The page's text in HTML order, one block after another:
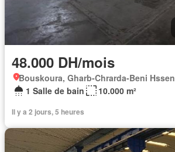
48.000 DH/mois
Bouskoura, Gharb-Chrarda-Beni Hssen
1 Salle de bain
10.000 m²
Il y a 2 jours, 5 heures